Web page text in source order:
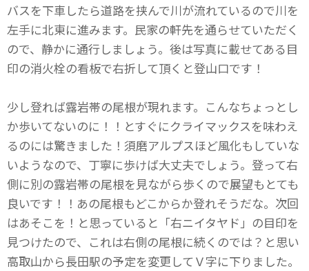
バスを下車したら道路を挟んで川が流れているので川を
左手に北東に進みます。民家の軒先を通らせていただく
ので、静かに通行しましょう。後は写真に載せてある目
印の消火栓の看板で右折して頂くと登山口です！
少し登れば露岩帯の尾根が現れます。こんなちょっとし
か歩いてないのに！！とすぐにクライマックスを味わえ
るのには驚きました！須磨アルプスほど風化もしていな
いようなので、丁寧に歩けば大丈夫でしょう。登って右
側に別の露岩帯の尾根を見ながら歩くので展望もとても
良いです！！あの尾根もどこからか登れそうだな。次回
はあそこを！と思っていると「右ニイタヤド」の目印を
見つけたので、これは右側の尾根に続くのでは？と思い
高取山から長田駅の予定を変更してＶ字に下りました。